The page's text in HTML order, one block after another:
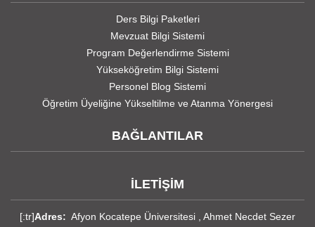
Ders Bilgi Paketleri
Mevzuat Bilgi Sistemi
Program Değerlendirme Sistemi
Yükseköğretim Bilgi Sistemi
Personel Blog Sistemi
Öğretim Üyeliğine Yükseltilme ve Atanma Yönergesi
BAĞLANTILAR
İLETİŞİM
[:tr]Adres: Afyon Kocatepe Üniversitesi , Ahmet Necdet Sezer